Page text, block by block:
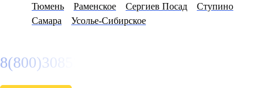
Тюмень
Раменское Сергиев Посад
Ступино
Самара
Усолье-Сибирское
8(800)3085303